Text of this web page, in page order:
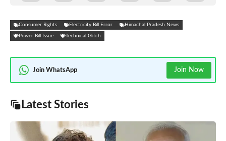
Consumer Rights Electricity Bill Error Himachal Pradesh News
Power Bill Issue Technical Glitch
Join WhatsApp Join Now
Latest Stories